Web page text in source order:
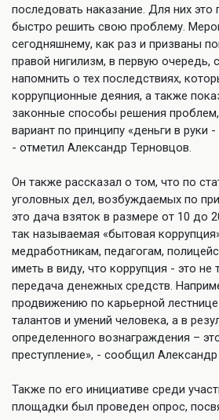
последовать наказание. Для них это
быстро решить свою проблему.
сегодняшнему, как раз и призваны
правой нигилизм, в первую очередь,
напомнить о тех последствиях,
коррупционные деяния, а также
законные способы решения
вариант по принципу «деньги в руки
- отметил Александр Терновцов.
Он также рассказал о том, что по
уголовных дел, возбуждаемых по
это дача взяток в размере от 10 до
так называемая «бытовая
медработникам, педагогам,
иметь в виду, что коррупция - это не
передача денежных средств.
продвижению по карьерной лестнице
талантов и умений человека, а в
определенного вознаграждения –
преступление», - сообщил
Также по его инициативе среди
площадки был проведен опрос,